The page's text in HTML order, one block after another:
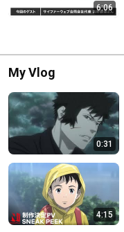
6:06
My Vlog
0:31
4:15